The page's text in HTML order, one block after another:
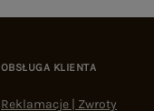
OBSŁUGA KLIENTA
Reklamacje | Zwroty